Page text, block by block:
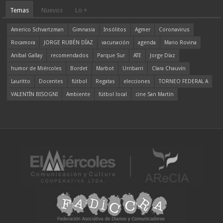
Temas Nuevos Lo +
Americo Schvartzman Gimnasia Insólitos Agmer
Coronavirus
Rocamora
JORGE RUBÉN DÍAZ vacunación agenda
Mario Rovina
Aníbal Gallay
recomendados Parque Sur ATE
Jorge Díaz
humor de Miércoles
Bordet Marbot Urribarri
Clara Chauvín
Lauritto
Docentes fútbol Regatas elecciones
TORNEO FEDERAL A
VALENTÍN BISOGNI
Ambiente fútbol local cine San Martín